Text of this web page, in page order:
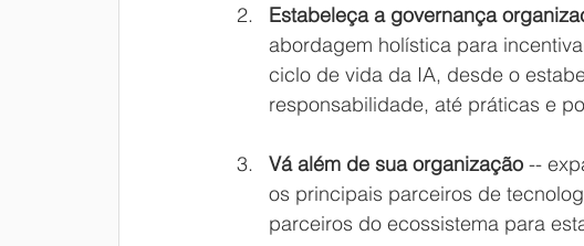
Estabeleça a governança
abordagem holística para
ciclo de vida da IA, desde o
responsabilidade, até práticas e
Vá além de sua organização --
os principais parceiros de
parceiros do ecossistema para